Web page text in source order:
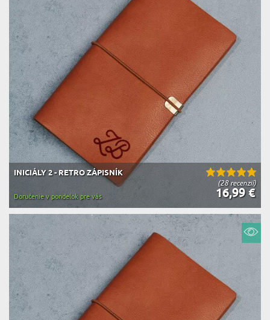
(28 recenzií)
INICIÁLY 2 - RETRO ZÁPISNÍK
16,99 €
Doručenie v pondelok pre vás